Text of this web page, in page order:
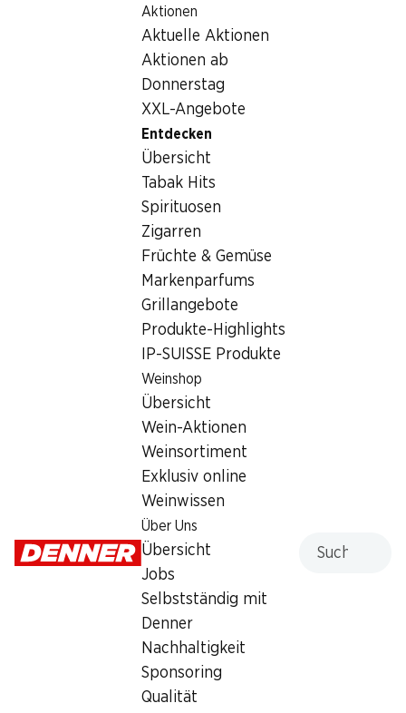
Aktionen
Aktuelle Aktionen
Aktionen ab
Donnerstag
XXL-Angebote
Entdecken
Übersicht
Tabak Hits
Spirituosen
Zigarren
Früchte & Gemüse
Markenparfums
Grillangebote
Produkte-Highlights
IP-SUISSE Produkte
Weinshop
Übersicht
Wein-Aktionen
Weinsortiment
Exklusiv online
Weinwissen
Über Uns
Übersicht
Jobs
Selbstständig mit
Denner
Nachhaltigkeit
Sponsoring
Qualität
Entdecken
Entdecken
Entdecke einen Teil unseres vielfältigen Sortiments.